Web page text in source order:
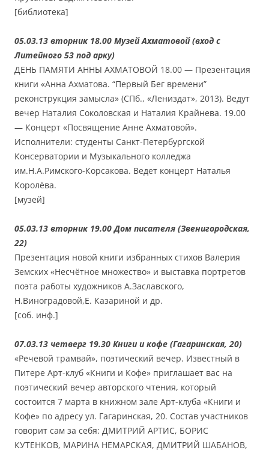
[библиотека]
05.03.13 вторник 18.00 Музей Ахматовой (вход с
Литейного 53 под арку)
ДЕНЬ ПАМЯТИ АННЫ АХМАТОВОЙ 18.00 — Презентация
книги «Анна Ахматова. “Первый Бег времени”
реконструкция замысла» (СПб., «Лениздат», 2013). Ведут
вечер Наталия Соколовская и Наталия Крайнева. 19.00
— Концерт «Посвящение Анне Ахматовой».
Исполнители: студенты Санкт-Петербургской
Консерватории и Музыкального колледжа
им.Н.А.Римского-Корсакова. Ведет концерт Наталья
Королёва.
[музей]
05.03.13 вторник 19.00 Дом писателя (Звенигородская,
22)
Презентация новой книги избранных стихов Валерия
Земских «Несчётное множество» и выставка портретов
поэта работы художников А.Заславского,
Н.Виноградовой,Е. Казариной и др.
[соб. инф.]
07.03.13 четверг 19.30 Книги и кофе (Гагаринская, 20)
«Речевой трамвай», поэтический вечер. Известный в
Питере Арт-клуб «Книги и Кофе» приглашает вас на
поэтический вечер авторского чтения, который
состоится 7 марта в книжном зале Арт-клуба «Книги и
Кофе» по адресу ул. Гагаринская, 20. Состав участников
говорит сам за себя: ДМИТРИЙ АРТИС, БОРИС
КУТЕНКОВ, МАРИНА НЕМАРСКАЯ, ДМИТРИЙ ШАБАНОВ,